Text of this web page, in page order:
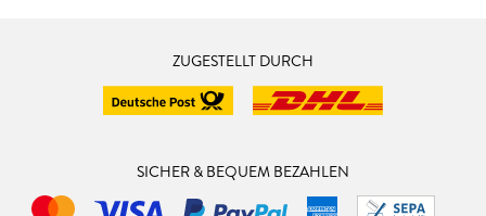
ZUGESTELLT DURCH
SICHER & BEQUEM BEZAHLEN